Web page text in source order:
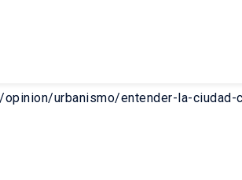
urbanismo/entender-la-